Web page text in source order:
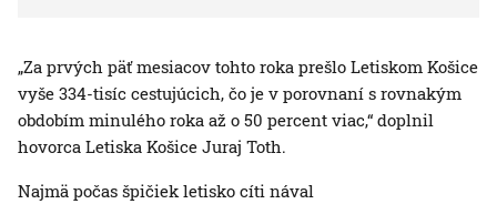
„Za prvých päť mesiacov tohto roka prešlo Letiskom Košice
vyše 334-tisíc cestujúcich, čo je v porovnaní s rovnakým
obdobím minulého roka až o 50 percent viac,“ doplnil
hovorca Letiska Košice Juraj Toth.
Najmä počas špičiek letisko cíti nával